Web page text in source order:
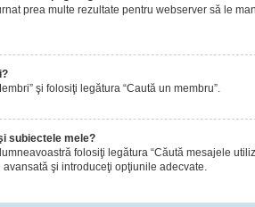
prea multe rezultate pentru webserver să le
şi folosiţi legătura “Caută un membru”.
subiectele mele?
folosiţi legătura “Căută mesajele
şi introduceţi opţiunile adecvate.